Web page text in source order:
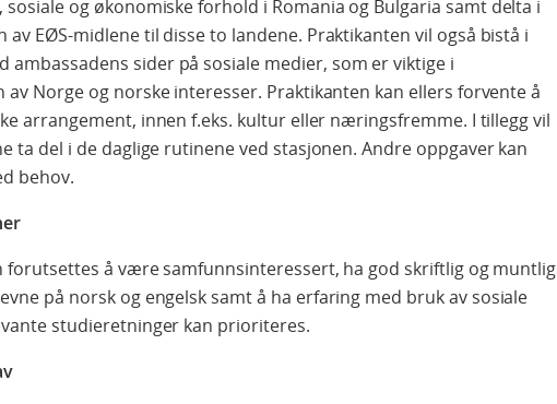
sosiale og økonomiske forhold i Romania og Bulgaria samt delta i
av EØS-midlene til disse to landene. Praktikanten vil også bistå i
ambassadens sider på sosiale medier, som er viktige i
av Norge og norske interesser. Praktikanten kan ellers forvente å
arrangement, innen f.eks. kultur eller næringsfremme. I tillegg vil
ta del i de daglige rutinene ved stasjonen. Andre oppgaver kan
behov.
forutsettes å være samfunnsinteressert, ha god skriftlig og muntlig
på norsk og engelsk samt å ha erfaring med bruk av sosiale
studieretninger kan prioriteres.